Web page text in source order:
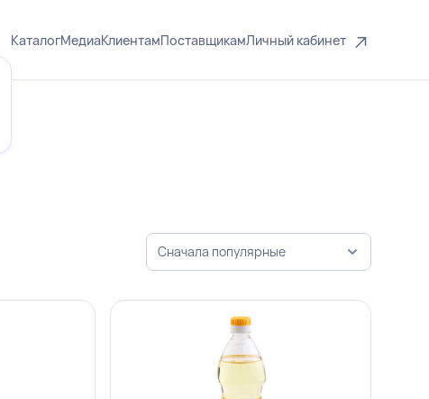
КаталогМедиаКлиентамПоставщикамЛичный кабинет
Сначала популярные